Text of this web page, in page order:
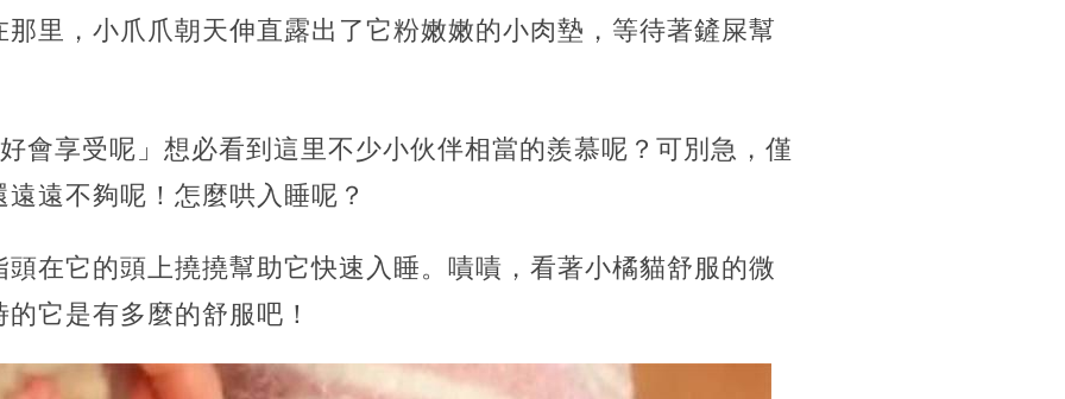
里，小爪爪朝天伸直露出了它粉嫩嫩的小肉墊，等待著鏟屎幫
會享受呢」想必看到這里不少小伙伴相當的羨慕呢？可別急，僅
遠不夠呢！怎麼哄入睡呢？
在它的頭上撓撓幫助它快速入睡。嘖嘖，看著小橘貓舒服的微
它是有多麼的舒服吧！